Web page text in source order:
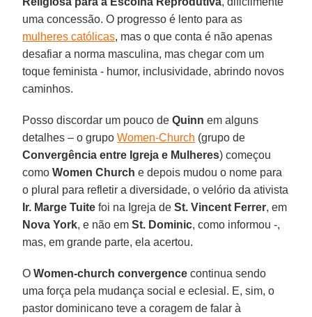
uma concessão. O progresso é lento para as
mulheres católicas, mas o que conta é não apenas
desafiar a norma masculina, mas chegar com um
toque feminista - humor, inclusividade, abrindo novos
caminhos.
Posso discordar um pouco deQuinn em alguns
detalhes – o grupoWomen-Church (grupo de
Convergência entre Igreja e Mulheres) começou
comoWomen Church e depois mudou o nome para
o plural para refletir a diversidade, o velório da ativista
Ir. Marge Tuite foi na Igreja deSt. Vincent Ferrer, em
Nova York, e não emSt. Dominic, como informou -,
mas, em grande parte, ela acertou.
OWomen-church convergence continua sendo
uma força pela mudança social e eclesial. E, sim, o
pastor dominicano teve a coragem de falar à